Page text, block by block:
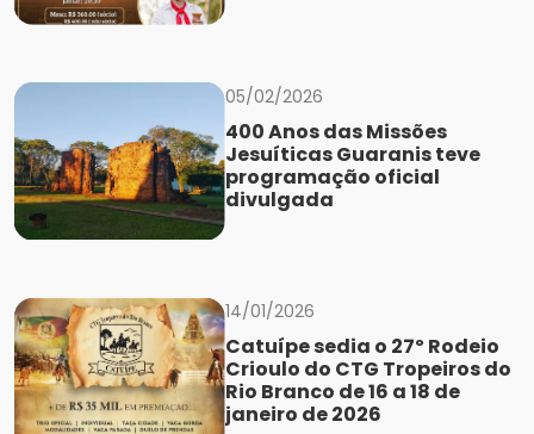
05/02/2026
400 Anos das Missões
Jesuíticas Guaranis teve
programação oficial
divulgada
14/01/2026
Catuípe sedia o 27º Rodeio
Crioulo do CTG Tropeiros do
Rio Branco de 16 a 18 de
janeiro de 2026